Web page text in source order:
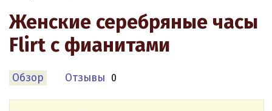
Женские серебряные часы
Flirt с фианитами
Обзор Отзывы 0